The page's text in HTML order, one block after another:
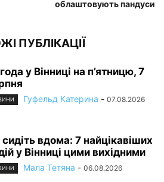
облаштовують пандуси
ПУБЛІКАЦІЇ
у Вінниці на п’ятницю, 7
Гуфельд Катерина - 07.08.2026
вдома: 7 найцікавіших
у Вінниці цими вихідними
Мала Тетяна - 06.08.2026